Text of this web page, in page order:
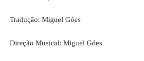
Tradução: Miguel Góes
Direção Musical: Miguel Góes